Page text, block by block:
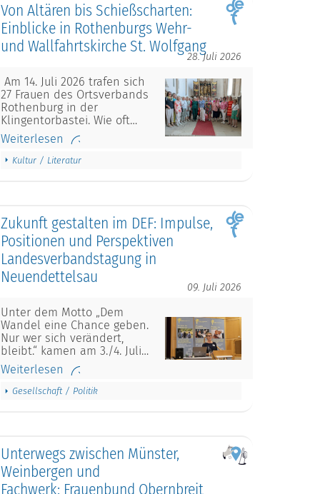
Von Altären bis Schießscharten:
Einblicke in Rothenburgs Wehr-
und Wallfahrtskirche St. Wolfgang
28. Juli 2026
Am 14. Juli 2026 trafen sich
27 Frauen des Ortsverbands
Rothenburg in der
Klingentorbastei. Wie oft…
Weiterlesen
Kultur / Literatur
Zukunft gestalten im DEF: Impulse,
Positionen und Perspektiven
Landesverbandstagung in
Neuendettelsau
09. Juli 2026
Unter dem Motto „Dem
Wandel eine Chance geben.
Nur wer sich verändert,
bleibt.“ kamen am 3./4. Juli…
Weiterlesen
Gesellschaft / Politik
Unterwegs zwischen Münster,
Weinbergen und
Fachwerk: Frauenbund Obernbreit